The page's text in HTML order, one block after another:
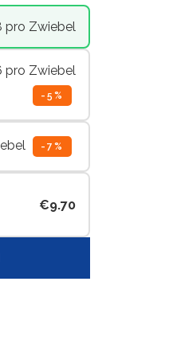
pro Zwiebel
pro Zwiebel
-5%
-7%
€9.70